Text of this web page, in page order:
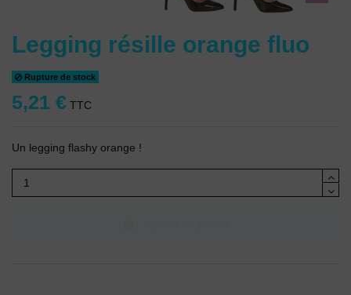
Legging résille orange fluo
Rupture de stock
5,21 € TTC
Un legging flashy orange !